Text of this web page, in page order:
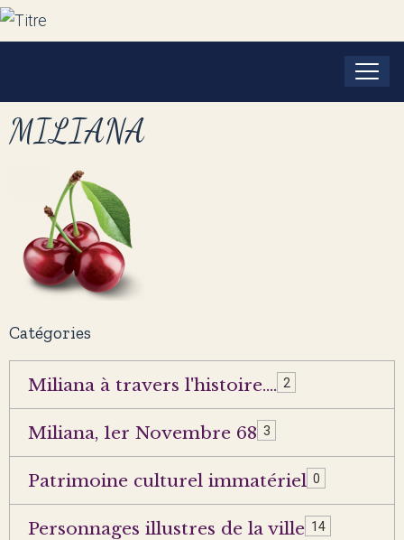
MILIANA
Catégories
Miliana à travers l'histoire.... 2
Miliana, 1er Novembre 68 3
Patrimoine culturel immatériel 0
Personnages illustres de la ville 14